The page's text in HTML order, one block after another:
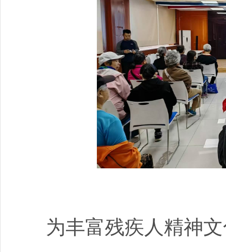
为丰富残疾人精神文